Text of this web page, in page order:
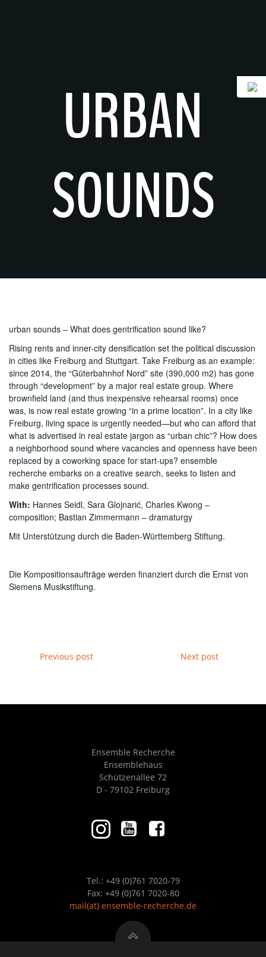
URBAN
SOUNDS
urban sounds – What does gentrification sound like?
Rising rents and inner-city densification set the political discussion
in cities like Freiburg and Stuttgart. Take Freiburg as an example:
since 2014, the “Güterbahnhof Nord” site (390,000 m2) has gone
through “development” by a major real estate group. Where
brownfield land (and thus inexpensive rehearsal rooms) once
was, is now real estate growing “in a prime location”. In a city like
Freiburg, living space is urgently needed—but who can afford that
what is advertised in real estate jargon as “urban chic”? How does
a neighborhood sound where vacancies and openness have been
replaced by a coworking space for start-ups? ensemble
recherche embarks on a creative search, seeks to listen and
make gentrification processes sound.
With: Hannes Seidl, Sara Glojnarić, Charles Kwong –
composition; Bastian Zimmermann – dramaturgy
Mit Unterstützung durch die Baden-Württemberg Stiftung.
Die Kompositionsaufträge werden finanziert durch die Ernst von
Siemens Musikstiftung.
Previous post Next post
Ensemble Recherche
Ensemblehaus
Schützenallee 72
D - 79102 Freiburg
Tel.: +49 (0)761 7020-79
Fax: +49 (0)761 7020-80
mail(at) ensemble-recherche.de